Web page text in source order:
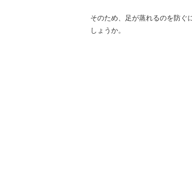
そのため、足が蒸れるのを防ぐ
しょうか。